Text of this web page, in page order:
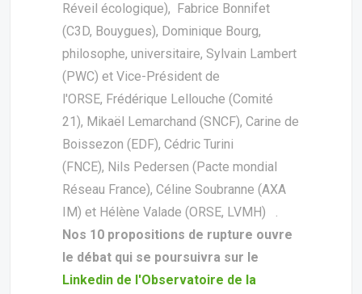
Réveil écologique), Fabrice Bonnifet
(C3D, Bouygues), Dominique Bourg,
philosophe, universitaire, Sylvain Lambert
(PWC) et Vice-Président de
l'ORSE, Frédérique Lellouche (Comité
21), Mikaël Lemarchand (SNCF), Carine de
Boissezon (EDF), Cédric Turini
(FNCE), Nils Pedersen (Pacte mondial
Réseau France), Céline Soubranne (AXA
IM) et Hélène Valade (ORSE, LVMH) .
Nos 10 propositions de rupture ouvre
le débat qui se poursuivra sur le
Linkedin de l'Observatoire de la